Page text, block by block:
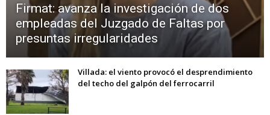
Firmat: avanza la investigación de dos
empleadas del Juzgado de Faltas por
presuntas irregularidades
Villada: el viento provocó el desprendimiento
del techo del galpón del ferrocarril